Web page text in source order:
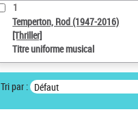
1
Temperton, Rod (1947-2016)
[Thriller]
Titre uniforme musical
Tri par : Défaut